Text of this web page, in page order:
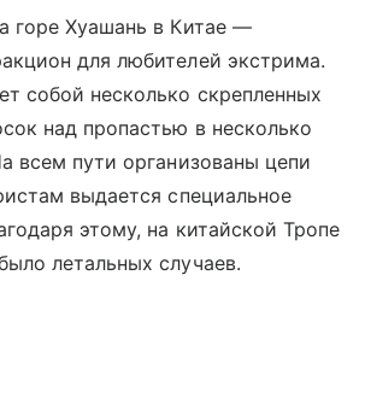
горе Хуашань в Китае —
для любителей экстрима.
собой несколько скрепленных
над пропастью в несколько
всем пути организованы цепи
выдается специальное
этому, на китайской Тропе
летальных случаев.